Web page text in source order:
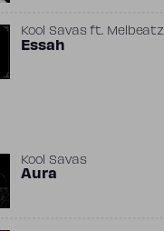
Kool Savasft. Melbeatz
Essah
Kool Savas
Aura